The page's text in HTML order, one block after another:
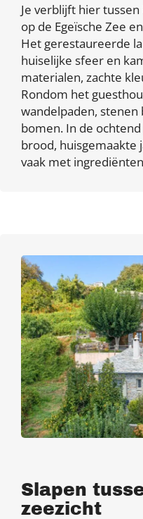
Je verblijft hier
op de Egeïsche Zee
Het gerestaureerde
huiselijke sfeer en
materialen, zachte
Rondom het
wandelpaden,
bomen. In de
brood, huisgemaakte
vaak met
Slapen
zeezicht